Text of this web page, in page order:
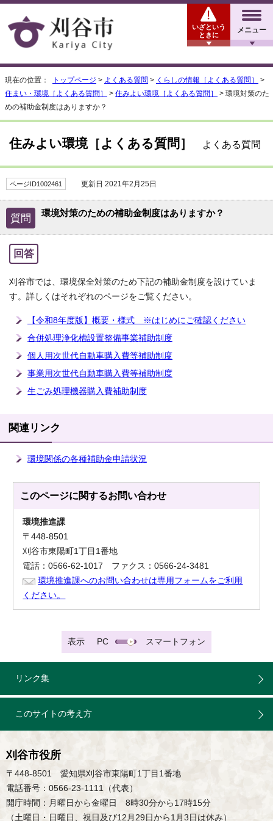
メニュー
いざという
ときに
現在の位置： トップページ > よくある質問 > くらしの情報［よくある質問］
>
住まい・環境［よくある質問］
> 住みよい環境［よくある質問］
> 環境対策のた
めの補助金制度はありますか？
住みよい環境［よくある質問］ よくある質問
ページID1002461 更新日 2021年2月25日
質問 環境対策のための補助金制度はありますか？
回答
刈谷市では、環境保全対策のため下記の補助金制度を設けていま
す。詳しくはそれぞれのページをご覧ください。
【令和8年度版】概要・様式 ※はじめにご確認ください
合併処理浄化槽設置整備事業補助制度
個人用次世代自動車購入費等補助制度
事業用次世代自動車購入費等補助制度
生ごみ処理機器購入費補助制度
関連リンク
環境関係の各種補助金申請状況
このページに関するお問い合わせ
環境推進課
〒448-8501
刈谷市東陽町1丁目1番地
電話：0566-62-1017 ファクス：0566-24-3481
環境推進課へのお問い合わせは専用フォームをご利用
ください。
表示 PC スマートフォン
リンク集
このサイトの考え方
刈谷市役所
〒448-8501 愛知県刈谷市東陽町1丁目1番地
電話番号：0566-23-1111（代表）
開庁時間：月曜日から金曜日 8時30分から17時15分
（土曜日・日曜日、祝日及び12月29日から1月3日は休み）